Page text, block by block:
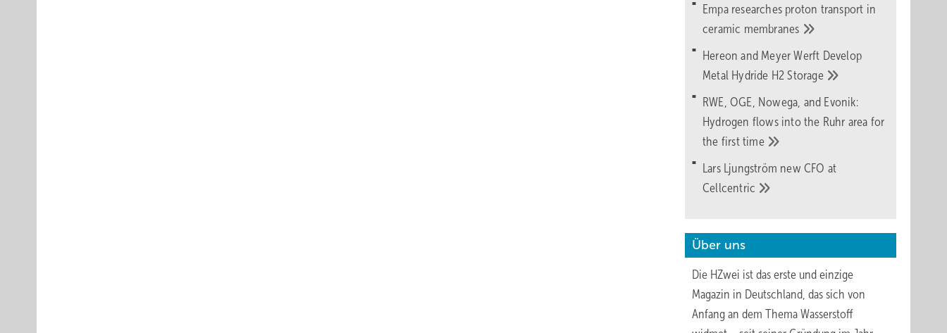
Empa researches proton transport in
ceramic membranes
Hereon and Meyer Werft Develop
Metal Hydride H2Storage
RWE, OGE, Nowega, and Evonik:
Hydrogen flows into the Ruhr area for
the firsttime
Lars Ljungström new CFO at
Cellcentric
Über uns
Die HZwei ist das erste und einzige
Magazin in Deutschland, das sich von
Anfang an dem Thema Wasserstoff